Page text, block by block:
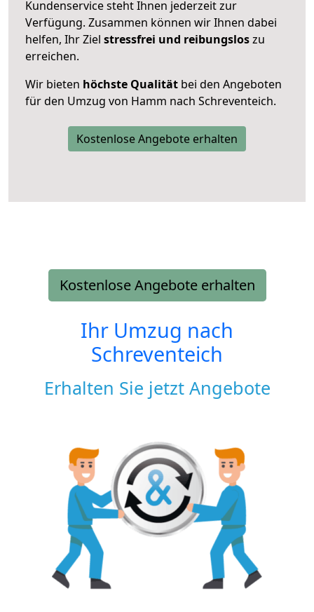
Kundenservice steht Ihnen jederzeit zur
Verfügung. Zusammen können wir Ihnen dabei
helfen, Ihr Ziel stressfrei und reibungsloszu
erreichen.
Wir bieten höchste Qualität bei den Angeboten
für den Umzug von Hamm nach Schreventeich.
Kostenlose Angebote erhalten
Kostenlose Angebote erhalten
Ihr Umzug nach
Schreventeich
Erhalten Sie jetzt Angebote